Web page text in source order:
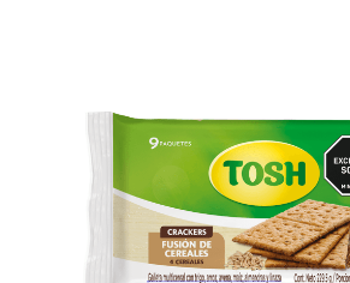
cantidad